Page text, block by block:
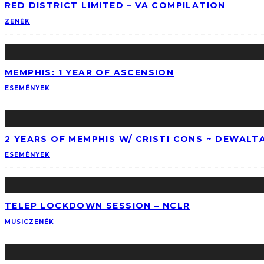
RED DISTRICT LIMITED – VA COMPILATION
ZENÉK
MEMPHIS: 1 YEAR OF ASCENSION
ESEMÉNYEK
2 YEARS OF MEMPHIS W/ CRISTI CONS ~
ESEMÉNYEK
TELEP LOCKDOWN SESSION – NCLR
MUSICZENÉK